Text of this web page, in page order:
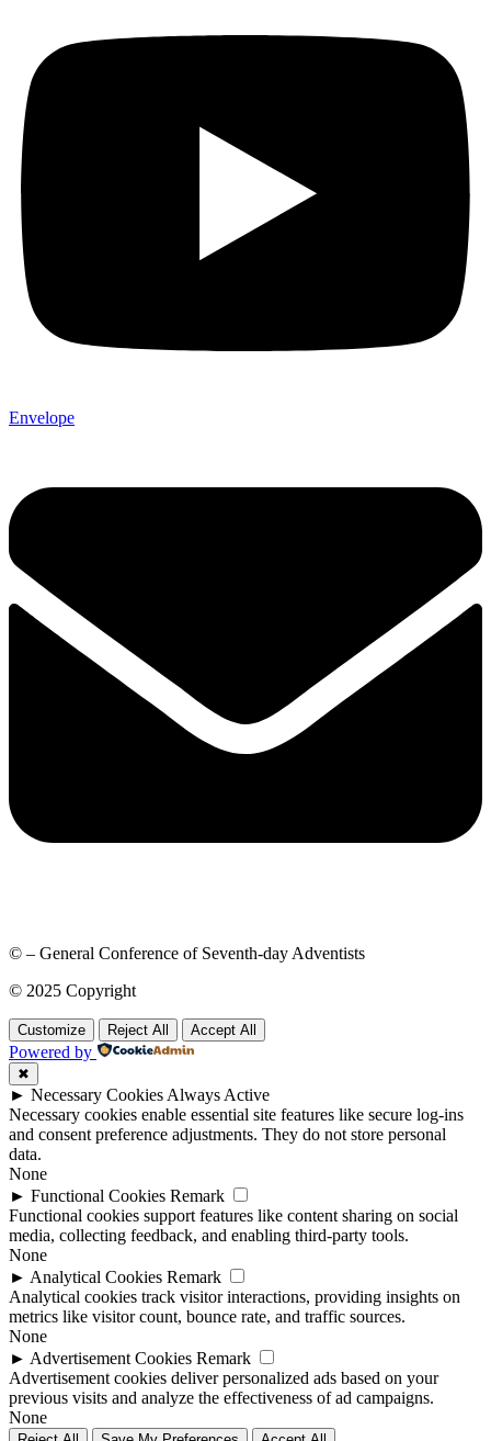
Envelope
© – General Conference of Seventh-day Adventists
© 2025 Copyright
Customize Reject All Accept All
Powered by
✖
► Necessary Cookies Always Active
Necessary cookies enable essential site features like secure log-ins
and consent preference adjustments. They do not store personal
data.
None
► Functional Cookies Remark
Functional cookies support features like content sharing on social
media, collecting feedback, and enabling third-party tools.
None
► Analytical Cookies Remark
Analytical cookies track visitor interactions, providing insights on
metrics like visitor count, bounce rate, and traffic sources.
None
► Advertisement Cookies Remark
Advertisement cookies deliver personalized ads based on your
previous visits and analyze the effectiveness of ad campaigns.
None